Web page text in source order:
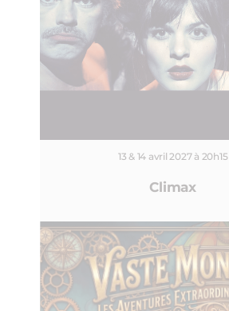
13 & 14 avril 2027 à 20h15
Climax